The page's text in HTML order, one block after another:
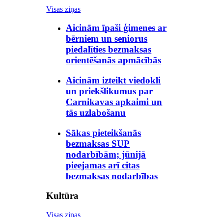
Visas ziņas
Aicinām īpaši ģimenes ar
bērniem un seniorus
piedalīties bezmaksas
orientēšanās apmācībās
Aicinām izteikt viedokli
un priekšlikumus par
Carnikavas apkaimi un
tās uzlabošanu
Sākas pieteikšanās
bezmaksas SUP
nodarbībām; jūnijā
pieejamas arī citas
bezmaksas nodarbības
Kultūra
Visas ziņas